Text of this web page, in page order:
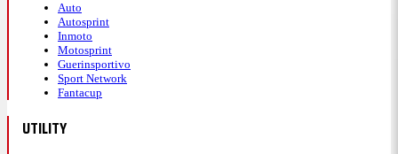
Auto
Autosprint
Inmoto
Motosprint
Guerinsportivo
Sport Network
Fantacup
UTILITY